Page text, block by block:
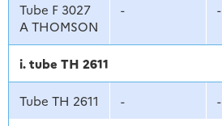
Tube F 3027
A THOMSON
- -
i. tube TH 2611
Tube TH 2611 - -